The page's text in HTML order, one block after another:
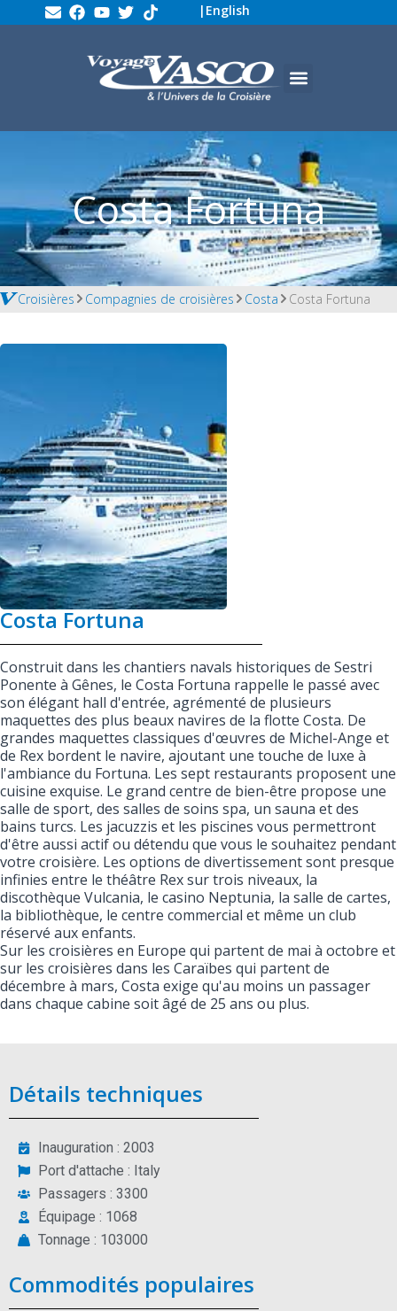
| English
Costa Fortuna
Croisières Compagnies de croisières Costa Costa Fortuna
Costa Fortuna
Construit dans les chantiers navals historiques de Sestri
Ponente à Gênes, le Costa Fortuna rappelle le passé avec
son élégant hall d'entrée, agrémenté de plusieurs
maquettes des plus beaux navires de la flotte Costa. De
grandes maquettes classiques d'œuvres de Michel-Ange et
de Rex bordent le navire, ajoutant une touche de luxe à
l'ambiance du Fortuna. Les sept restaurants proposent une
cuisine exquise. Le grand centre de bien-être propose une
salle de sport, des salles de soins spa, un sauna et des
bains turcs. Les jacuzzis et les piscines vous permettront
d'être aussi actif ou détendu que vous le souhaitez pendant
votre croisière. Les options de divertissement sont presque
infinies entre le théâtre Rex sur trois niveaux, la
discothèque Vulcania, le casino Neptunia, la salle de cartes,
la bibliothèque, le centre commercial et même un club
réservé aux enfants.
Sur les croisières en Europe qui partent de mai à octobre et
sur les croisières dans les Caraïbes qui partent de
décembre à mars, Costa exige qu'au moins un passager
dans chaque cabine soit âgé de 25 ans ou plus.
Détails techniques
Inauguration : 2003
Port d'attache : Italy
Passagers : 3300
Équipage : 1068
Tonnage : 103000
Commodités populaires